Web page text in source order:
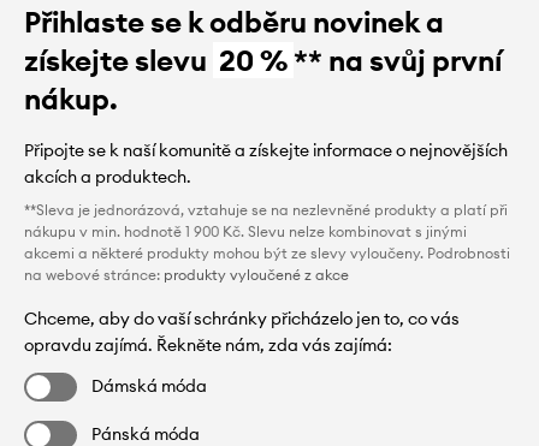
Přihlaste se k odběru novinek a
získejte slevu 20 %** na svůj první
nákup.
Připojte se k naší komunitě a získejte informace o nejnovějších
akcích a produktech.
**Sleva je jednorázová, vztahuje se na nezlevněné produkty a platí při
nákupu v min. hodnotě 1 900 Kč. Slevu nelze kombinovat s jinými
akcemi a některé produkty mohou být ze slevy vyloučeny. Podrobnosti
na webové stránce: produkty vyloučené z akce
Chceme, aby do vaší schránky přicházelo jen to, co vás
opravdu zajímá. Řekněte nám, zda vás zajímá:
Dámská móda
Pánská móda